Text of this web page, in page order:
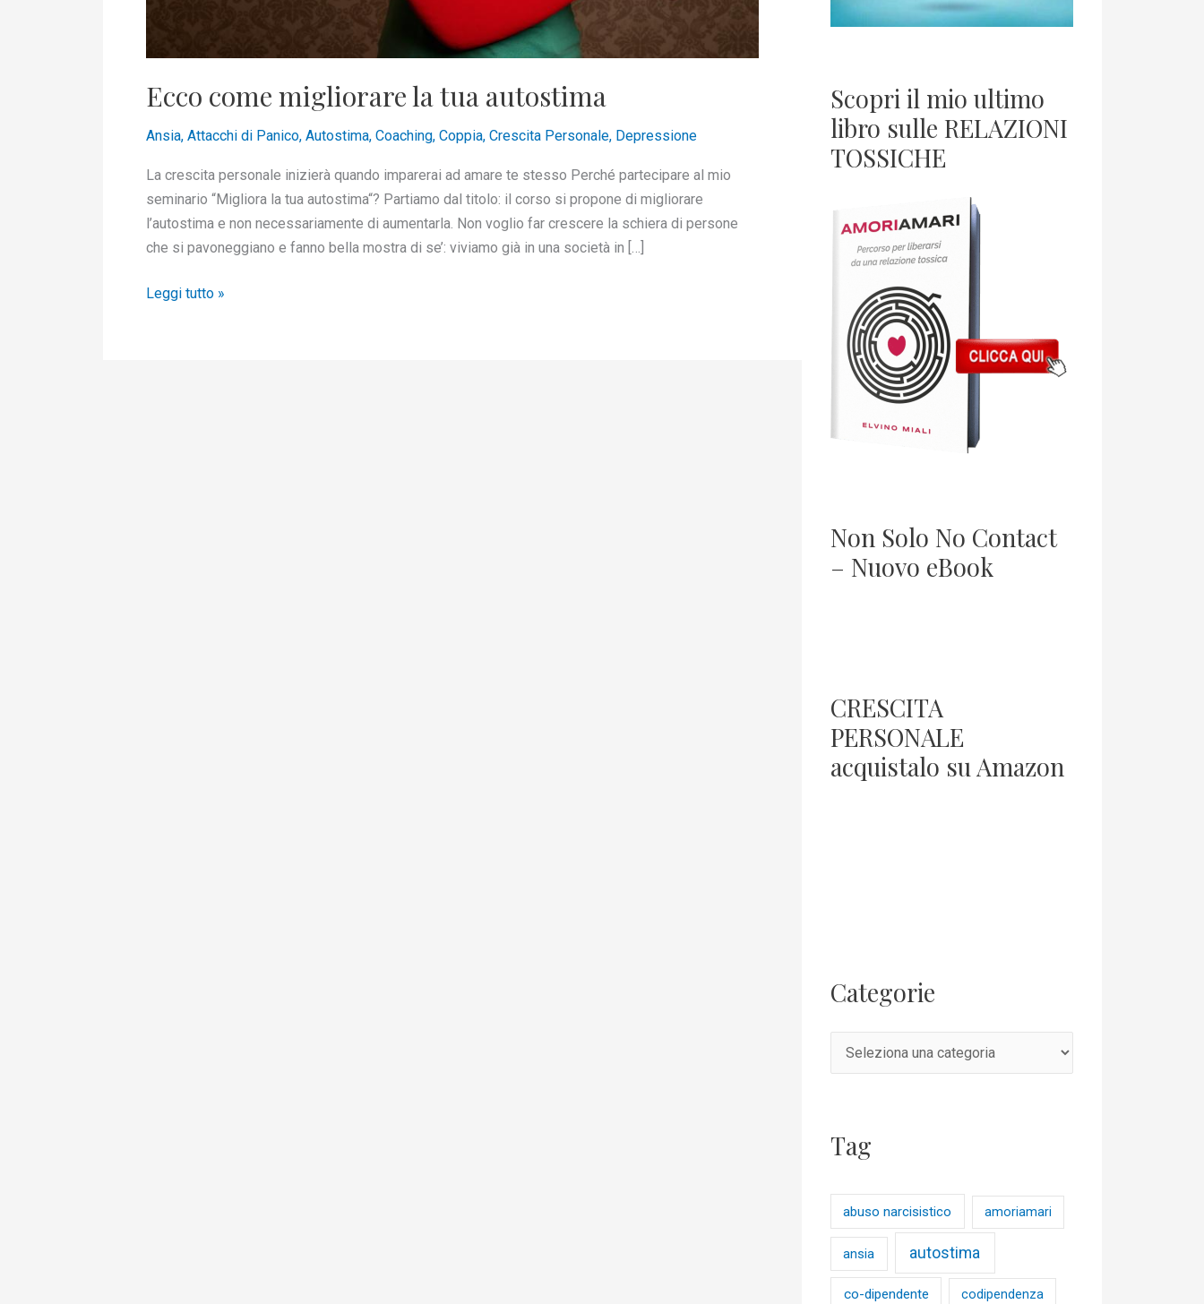
Ecco come migliorare la tua autostima
Ansia, Attacchi di Panico, Autostima, Coaching, Coppia, Crescita Personale, Depressione
La crescita personale inizierà quando imparerai ad amare te stesso Perché partecipare al mio
seminario “Migliora la tua autostima“? Partiamo dal titolo: il corso si propone di migliorare
l’autostima e non necessariamente di aumentarla. Non voglio far crescere la schiera di persone
che si pavoneggiano e fanno bella mostra di se’: viviamo già in una società in […]
Leggi tutto »
Scopri il mio ultimo
libro sulle RELAZIONI
TOSSICHE
Non Solo No Contact
– Nuovo eBook
CRESCITA
PERSONALE
acquistalo su Amazon
Categorie
Tag
abuso narcisistico amoriamari
ansia autostima
co-dipendente codipendenza